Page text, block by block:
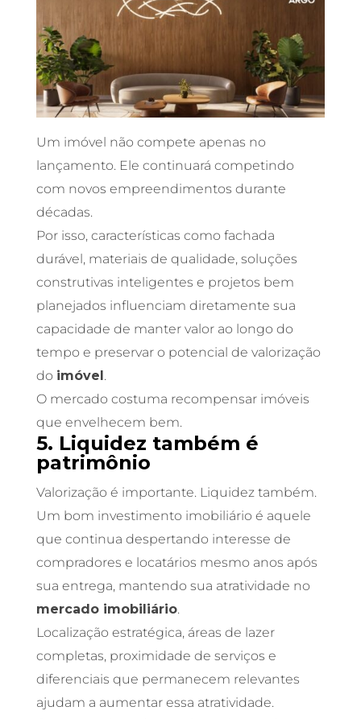
Um imóvel não compete apenas no
lançamento. Ele continuará competindo
com novos empreendimentos durante
décadas.
Por isso, características como fachada
durável, materiais de qualidade, soluções
construtivas inteligentes e projetos bem
planejados influenciam diretamente sua
capacidade de manter valor ao longo do
tempo e preservar o potencial de valorização
do imóvel.
O mercado costuma recompensar imóveis
que envelhecem bem.
5. Liquidez também é
patrimônio
Valorização é importante. Liquidez também.
Um bom investimento imobiliário é aquele
que continua despertando interesse de
compradores e locatários mesmo anos após
sua entrega, mantendo sua atratividade no
mercado imobiliário.
Localização estratégica, áreas de lazer
completas, proximidade de serviços e
diferenciais que permanecem relevantes
ajudam a aumentar essa atratividade.